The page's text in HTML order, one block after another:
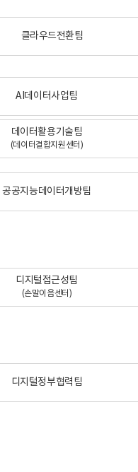
클라우드전환팀
AI데이터사업팀
데이터활용기술팀
(데이터결합지원센터)
공공지능데이터개방팀
디지털접근성팀
(손말이음센터)
디지털정부협력팀